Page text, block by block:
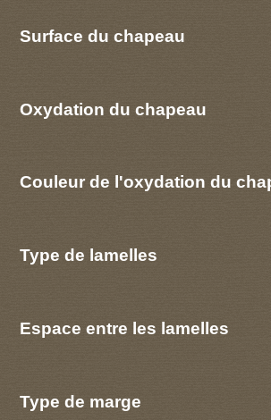
Surface du chapeau
Oxydation du chapeau
Couleur de l'oxydation du
Type de lamelles
Espace entre les lamelles
Type de marge